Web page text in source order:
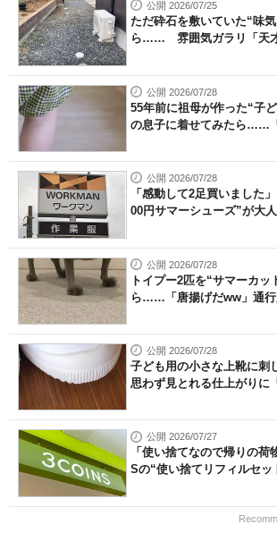
公開 2026/07/25
ただ砕石を敷いていた“味
ら…… 雰囲気ガラリ「天
公開 2026/07/28
55年前に祖母が作った“子
の息子に着せてみたら……
公開 2026/07/28
「感動して2足買いました
00円サマーシューズ”が大
公開 2026/07/28
トイプー2匹を“サマーカッ
ら……「唐揚げだww」通行
公開 2026/07/28
子ども用の小さな上靴に
思わず見とれる仕上がりに
公開 2026/07/27
「使い捨てなので帰りの
Sの“使い捨てリフィルセッ